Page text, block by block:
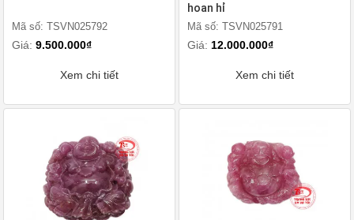
Mã số: TSVN025792
Giá: 9.500.000₫
Xem chi tiết
hoan hỉ
Mã số: TSVN025791
Giá: 12.000.000₫
Xem chi tiết